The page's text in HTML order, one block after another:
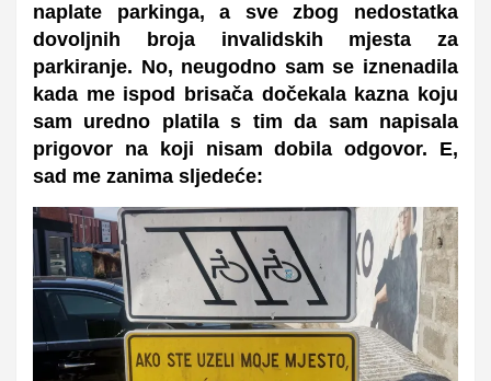
naplate parkinga, a sve zbog nedostatka
dovoljnih broja invalidskih mjesta za
parkiranje. No, neugodno sam se iznenadila
kada me ispod brisača dočekala kazna koju
sam uredno platila s tim da sam napisala
prigovor na koji nisam dobila odgovor. E,
sad me zanima sljedeće: